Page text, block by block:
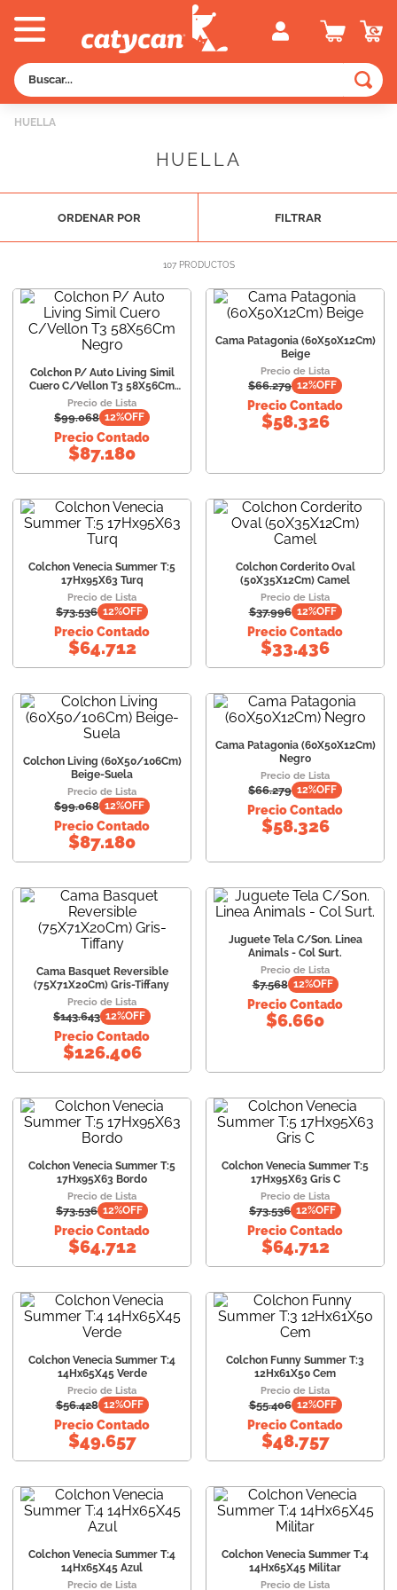
Buscar...
HUELLA
HUELLA
ORDENAR POR FILTRAR
107 PRODUCTOS
Colchon P/ Auto Living Simil
Cuero C/Vellon T3 58X56Cm
Negro
Precio de Lista
$99.068 12%OFF
Precio Contado
$87.180
Cama Patagonia (60X50X12Cm)
Beige
Precio de Lista
$66.279 12%OFF
Precio Contado
$58.326
Colchon Venecia Summer T:5
17Hx95X63 Turq
Precio de Lista
$73.536 12%OFF
Precio Contado
$64.712
Colchon Corderito Oval
(50X35X12Cm) Camel
Precio de Lista
$37.996 12%OFF
Precio Contado
$33.436
Colchon Living (60X50/106Cm)
Beige-Suela
Precio de Lista
$99.068 12%OFF
Precio Contado
$87.180
Cama Patagonia (60X50X12Cm)
Negro
Precio de Lista
$66.279 12%OFF
Precio Contado
$58.326
Cama Basquet Reversible
(75X71X20Cm) Gris-Tiffany
Precio de Lista
$143.643 12%OFF
Precio Contado
$126.406
Juguete Tela C/Son. Linea
Animals - Col Surt.
Precio de Lista
$7.568 12%OFF
Precio Contado
$6.660
Colchon Venecia Summer T:5
17Hx95X63 Bordo
Precio de Lista
$73.536 12%OFF
Precio Contado
$64.712
Colchon Venecia Summer T:5
17Hx95X63 Gris C
Precio de Lista
$73.536 12%OFF
Precio Contado
$64.712
Colchon Venecia Summer T:4
14Hx65X45 Verde
Precio de Lista
$56.428 12%OFF
Precio Contado
$49.657
Colchon Funny Summer T:3
12Hx61X50 Cem
Precio de Lista
$55.406 12%OFF
Precio Contado
$48.757
Colchon Venecia Summer T:4
14Hx65X45 Azul
Precio de Lista
Colchon Venecia Summer T:4
14Hx65X45 Militar
Precio de Lista
royal canin
vitalcan
6.
pedigree
7
perros
8
9.
creamy
10. vital can